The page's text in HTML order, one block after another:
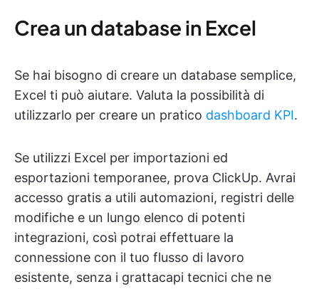
Crea un database in Excel
Se hai bisogno di creare un database semplice,
Excel ti può aiutare. Valuta la possibilità di
utilizzarlo per creare un pratico dashboard KPI.
Se utilizzi Excel per importazioni ed
esportazioni temporanee, prova ClickUp. Avrai
accesso gratis a utili automazioni, registri delle
modifiche e un lungo elenco di potenti
integrazioni, così potrai effettuare la
connessione con il tuo flusso di lavoro
esistente, senza i grattacapi tecnici che ne